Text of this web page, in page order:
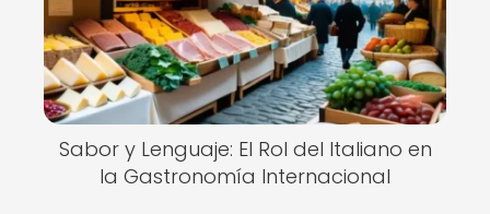
Sabor y Lenguaje: El Rol del Italiano en
la Gastronomía Internacional